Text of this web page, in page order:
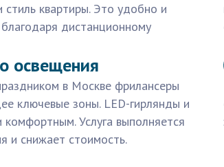
квартиры. Это удобно и
дистанционному
освещения
в Москве фрилансеры
ключевые зоны. LED-гирлянды и
Услуга выполняется
и снижает стоимость.